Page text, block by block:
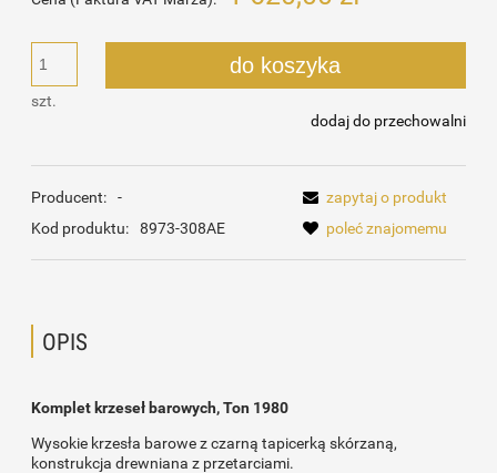
szt.
do koszyka
dodaj do przechowalni
Producent:
-
Kod produktu:
8973-308AE
zapytaj o produkt
poleć znajomemu
OPIS
Komplet krzeseł barowych, Ton 1980
Wysokie krzesła barowe z czarną tapicerką skórzaną,
konstrukcja drewniana z przetarciami.